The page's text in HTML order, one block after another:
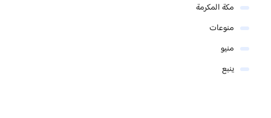
مكة المكرمة
منوعات
منيو
ينبع